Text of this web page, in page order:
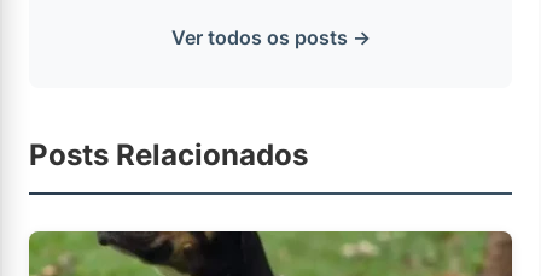
Ver todos os posts →
Posts Relacionados